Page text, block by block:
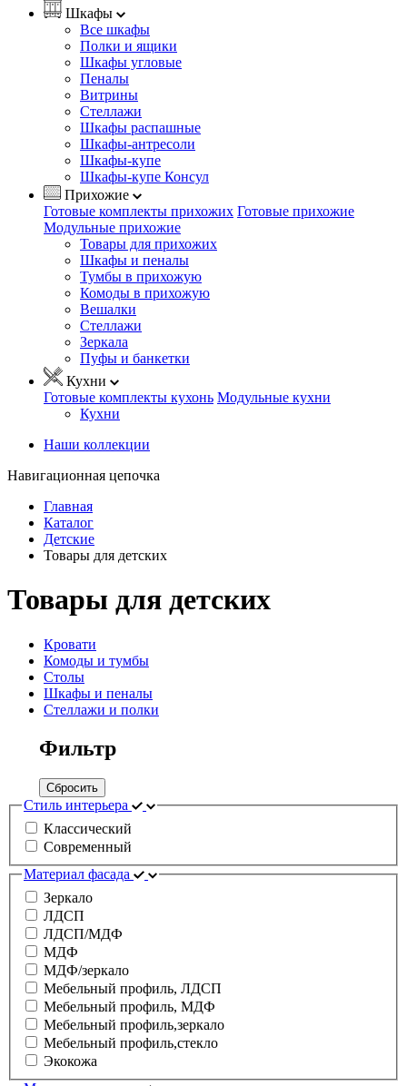
Шкафы
Все шкафы
Полки и ящики
Шкафы угловые
Пеналы
Витрины
Стеллажи
Шкафы распашные
Шкафы-антресоли
Шкафы-купе
Шкафы-купе Консул
Прихожие
Готовые комплекты прихожих Готовые прихожие
Модульные прихожие
Товары для прихожих
Шкафы и пеналы
Тумбы в прихожую
Комоды в прихожую
Вешалки
Стеллажи
Зеркала
Пуфы и банкетки
Кухни
Готовые комплекты кухонь Модульные кухни
Кухни
Наши коллекции
Навигационная цепочка
Главная
Каталог
Детские
Товары для детских
Товары для детских
Кровати
Комоды и тумбы
Столы
Шкафы и пеналы
Стеллажи и полки
Фильтр
Сбросить
Стиль интерьера
Классический
Современный
Материал фасада
Зеркало
ЛДСП
ЛДСП/МДФ
МДФ
МДФ/зеркало
Мебельный профиль, ЛДСП
Мебельный профиль, МДФ
Мебельный профиль,зеркало
Мебельный профиль,стекло
Экокожа